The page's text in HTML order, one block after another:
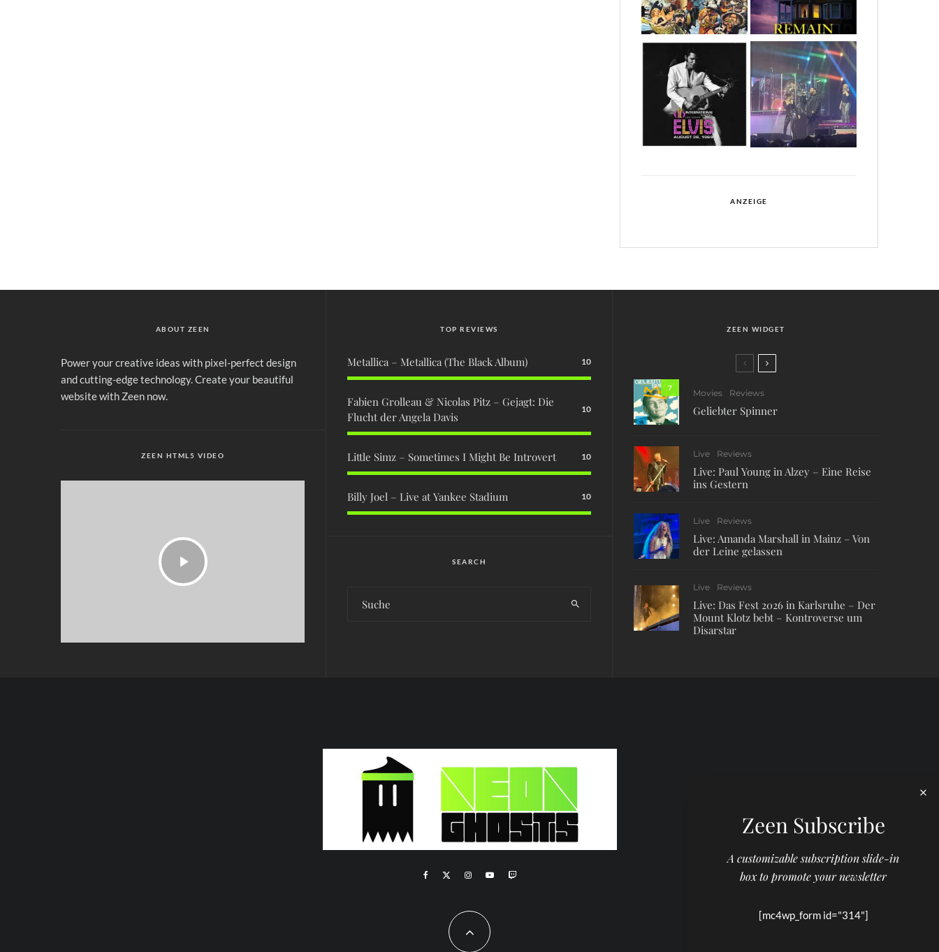
ANZEIGE
ABOUT ZEEN
Power your creative ideas with pixel-perfect design
and cutting-edge technology. Create your beautiful
website with Zeen now.
ZEEN HTML5 VIDEO
TOP REVIEWS
Metallica – Metallica (The Black Album) 10
Fabien Grolleau & Nicolas Pitz – Gejagt: Die
Flucht der Angela Davis
10
Little Simz – Sometimes I Might Be Introvert 10
Billy Joel – Live at Yankee Stadium 10
SEARCH
ZEEN WIDGET
7
Movies Reviews
Geliebter Spinner
Live Reviews
Live: Paul Young in Alzey – Eine Reise
ins Gestern
Live Reviews
Live: Amanda Marshall in Mainz – Von
der Leine gelassen
Live Reviews
Live: Das Fest 2026 in Karlsruhe – Der
Mount Klotz bebt – Kontroverse um
Disarstar
Zeen Subscribe
A customizable subscription slide-in
box to promote your newsletter
[mc4wp_form id="314"]